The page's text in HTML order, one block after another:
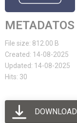
METADATOS
File size: 812.00 B
Created: 14-08-2025
Updated: 14-08-2025
Hits: 30
DOWNLOAD